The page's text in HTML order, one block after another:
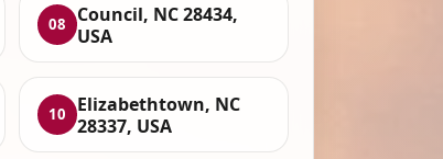
08
Council, NC 28434,
USA
10
Elizabethtown, NC
28337, USA